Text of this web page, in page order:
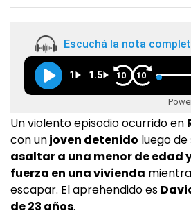
Escuchá la nota
1 1.5 10 10
Un violento episodio ocurrido en
con unjoven detenido luego de
asaltar a una menor de edad
fuerza en una vivienda
escapar. El aprehendido es
de 23 años.